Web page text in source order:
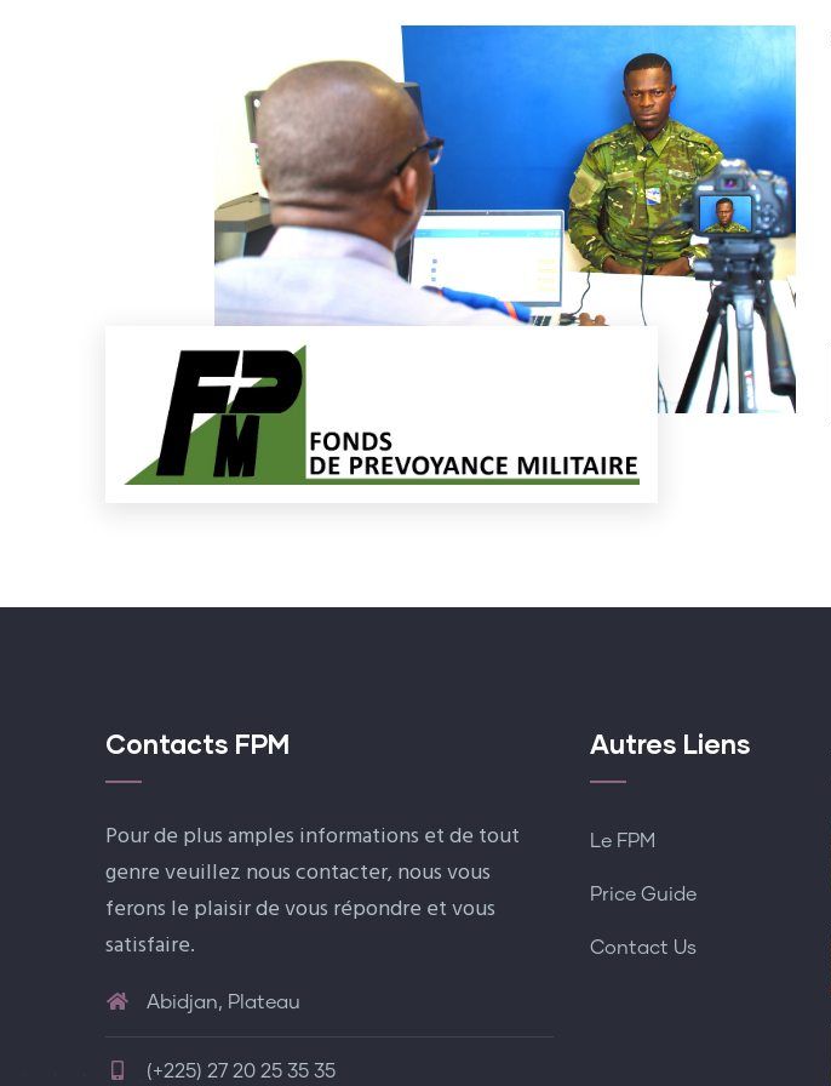
Contacts FPM
Pour de plus amples informations et de tout
genre veuillez nous contacter, nous vous
ferons le plaisir de vous répondre et vous
satisfaire.
Abidjan, Plateau
(+225) 27 20 25 35 35
Autres Liens
Le FPM
Price Guide
Contact Us